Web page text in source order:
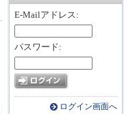
E-Mailアドレス:
パスワード:
ログイン画面へ